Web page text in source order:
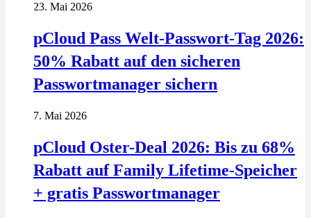
23. Mai 2026
pCloud Pass Welt-Passwort-Tag 2026:
50% Rabatt auf den sicheren
Passwortmanager sichern
7. Mai 2026
pCloud Oster-Deal 2026: Bis zu 68%
Rabatt auf Family Lifetime-Speicher
+ gratis Passwortmanager